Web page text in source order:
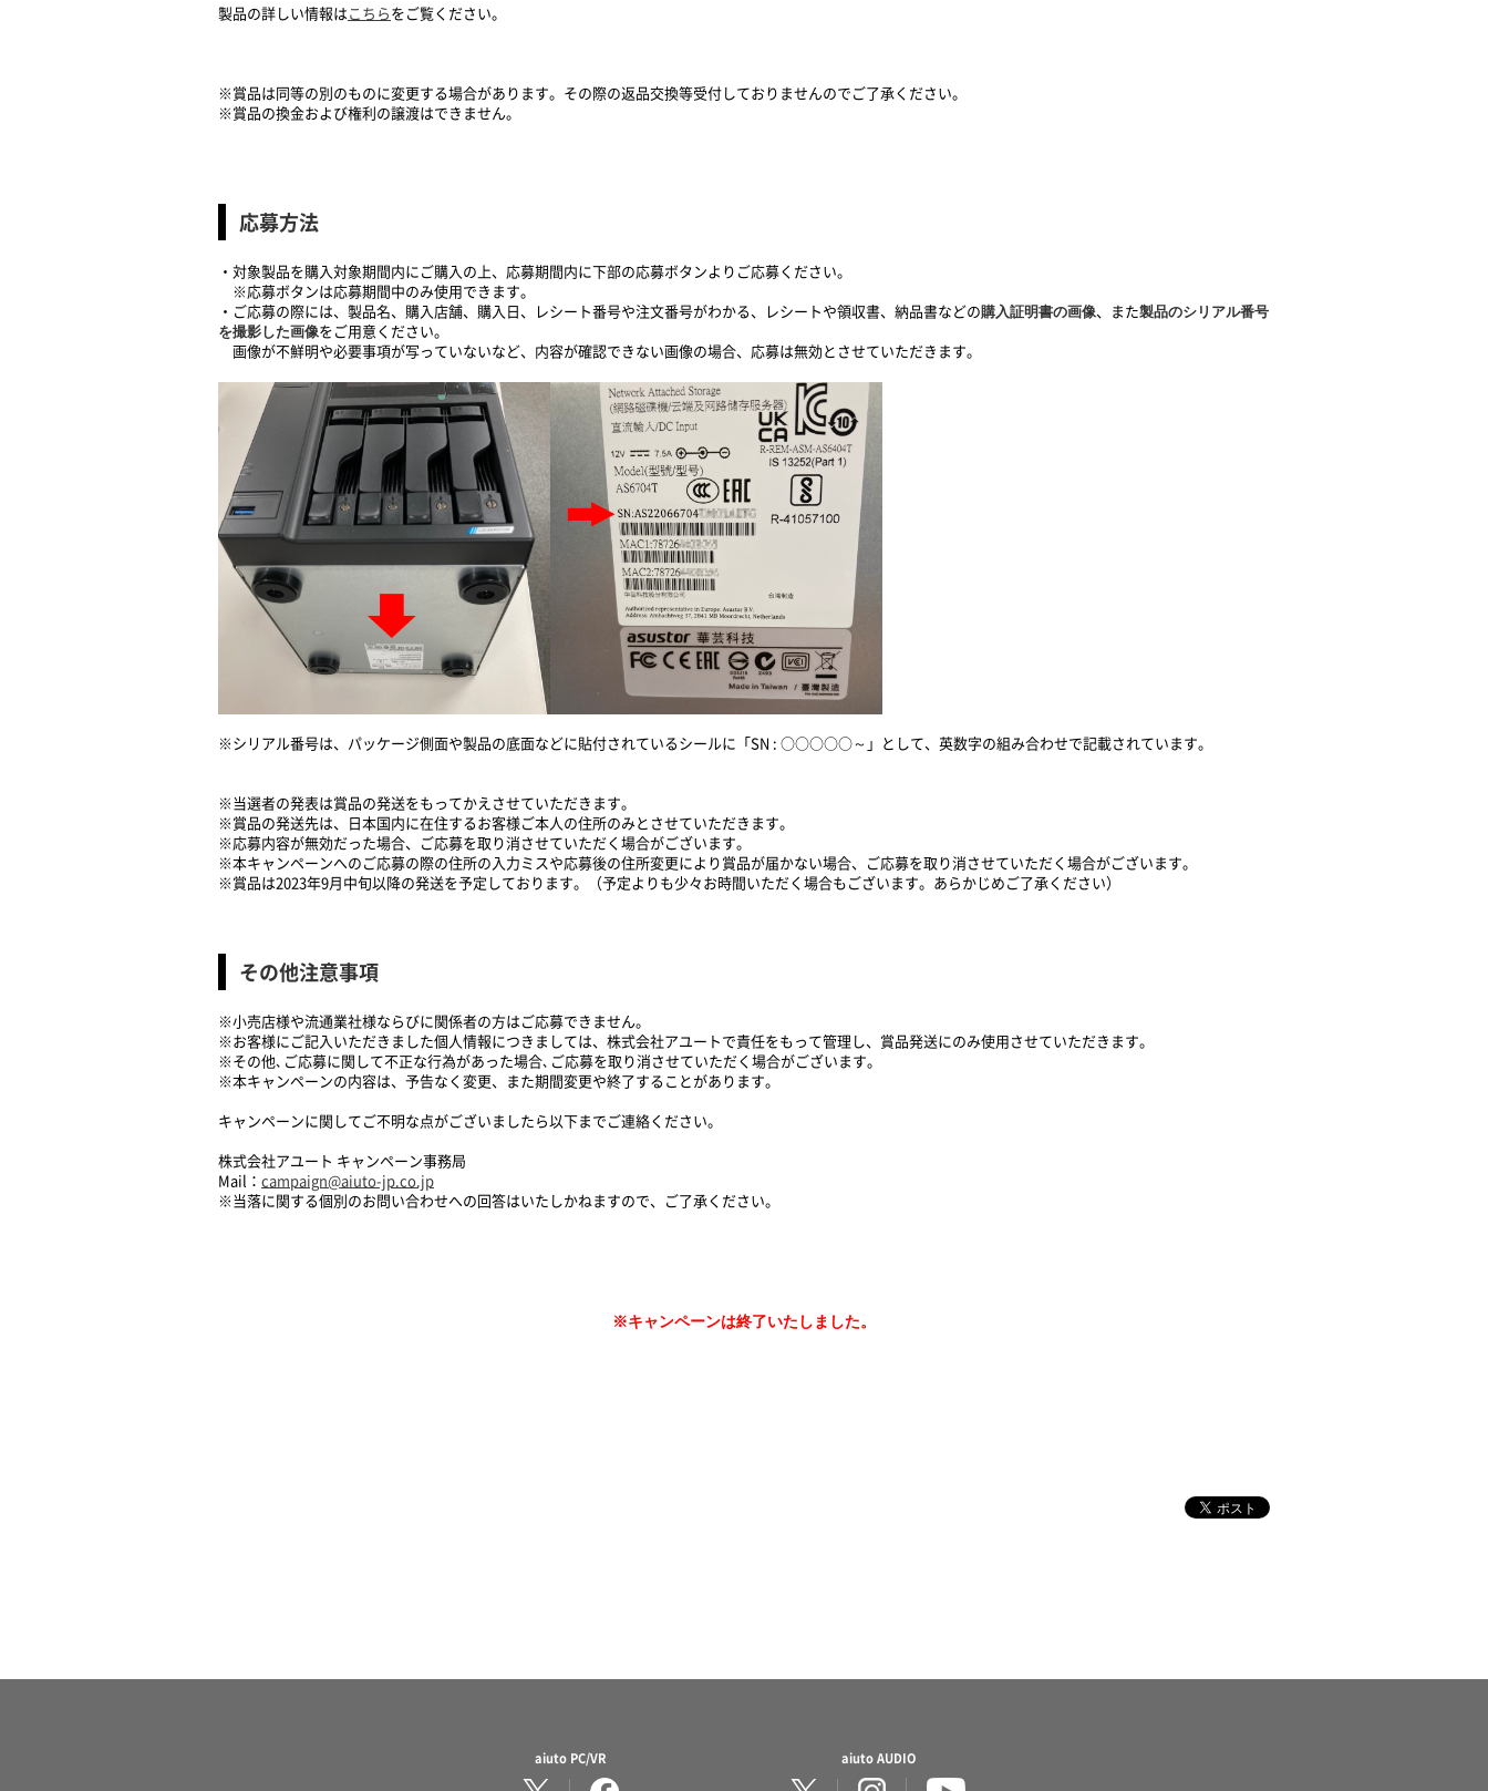
製品の詳しい情報は こちら をご覧ください。
※賞品は同等の別のものに変更する場合があります。その際の返品交換等受付しておりませんのでご了承ください。
※賞品の換金および権利の譲渡はできません。
応募方法
・対象製品を購入対象期間内にご購入の上、応募期間内に下部の応募ボタンよりご応募ください。
※応募ボタンは応募期間中のみ使用できます。
・ご応募の際には、製品名、購入店舗、購入日、レシート番号や注文番号がわかる、レシートや領収書、納品書などの購入証明書の画像、また製品のシリアル番号
を撮影した画像をご用意ください。
画像が不鮮明や必要事項が写っていないなど、内容が確認できない画像の場合、応募は無効とさせていただきます。
※シリアル番号は、パッケージ側面や製品の底面などに貼付されているシールに「SN : ○○○○○～」として、英数字の組み合わせで記載されています。
※当選者の発表は賞品の発送をもってかえさせていただきます。
※賞品の発送先は、日本国内に在住するお客様ご本人の住所のみとさせていただきます。
​※応募内容が無効だった場合、ご応募を取り消させていただく場合がございます。
※本キャンペーンへのご応募の際の住所の入力ミスや応募後の住所変更により賞品が届かない場合、ご応募を取り消させていただく場合がございます。
※賞品は2023年9月中旬以降の発送を予定しております。（予定よりも少々お時間いただく場合もございます。あらかじめご了承ください）
その他注意事項
※小売店様や流通業社様ならびに関係者の方はご応募できません。
※お客様にご記入いただきました個人情報につきましては、株式会社アユートで責任をもって管理し、賞品発送にのみ使用させていただきます。
※その他､ご応募に関して不正な行為があった場合､ご応募を取り消させていただく場合がございます。
※本キャンペーンの内容は、予告なく変更、また期間変更や終了することがあります。
キャンペーンに関してご不明な点がございましたら以下までご連絡ください。
株式会社アユート キャンペーン事務局
Mail： campaign@aiuto-jp.co.jp
※当落に関する個別のお問い合わせへの回答はいたしかねますので、ご了承ください。
※キャンペーンは終了いたしました。
aiuto PC/VR aiuto AUDIO